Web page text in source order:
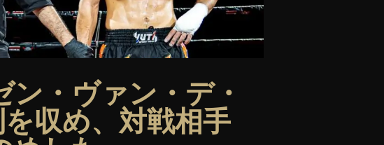
・ヴァン・デ・
収め、対戦相手